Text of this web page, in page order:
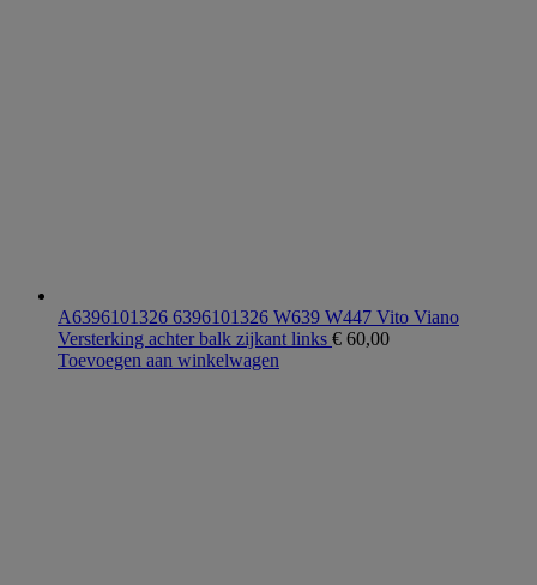
A6396101326 6396101326 W639 W447 Vito Viano
Versterking achter balk zijkant links € 60,00
Toevoegen aan winkelwagen